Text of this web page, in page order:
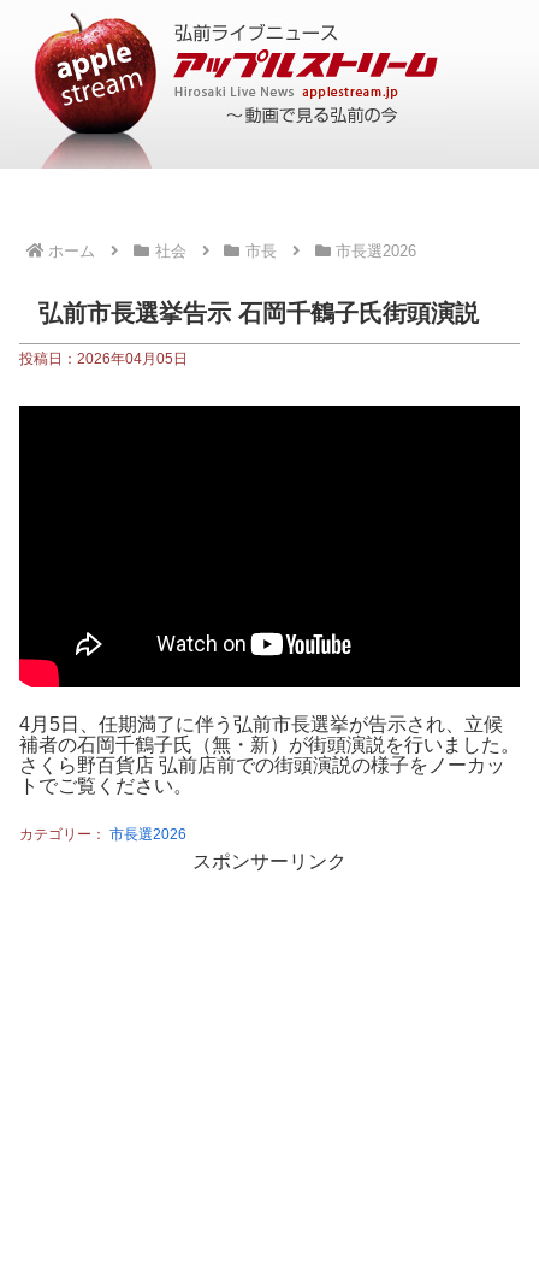
ホーム 社会 市長 市長選2026
弘前市長選挙告示 石岡千鶴子氏街頭演説
投稿日：2026年04月05日
4月5日、任期満了に伴う弘前市長選挙が告示され、立候
補者の石岡千鶴子氏（無・新）が街頭演説を行いました。
さくら野百貨店 弘前店前での街頭演説の様子をノーカッ
トでご覧ください。
カテゴリー： 市長選2026
スポンサーリンク